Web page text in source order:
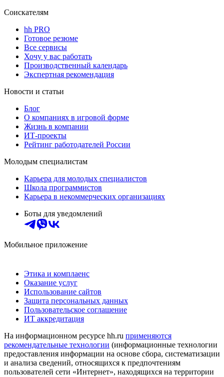
Соискателям
hh PRO
Готовое резюме
Все сервисы
Хочу у вас работать
Производственный календарь
Экспертная рекомендация
Новости и статьи
Блог
О компаниях в игровой форме
Жизнь в компании
ИТ-проекты
Рейтинг работодателей России
Молодым специалистам
Карьера для молодых специалистов
Школа программистов
Карьера в некоммерческих организациях
Боты для уведомлений
Мобильное приложение
Этика и комплаенс
Оказание услуг
Использование сайтов
Защита персональных данных
Пользовательское соглашение
ИТ аккредитация
На информационном ресурсе hh.ru применяются
рекомендательные технологии (информационные технологии
предоставления информации на основе сбора, систематизации
и анализа сведений, относящихся к предпочтениям
пользователей сети «Интернет», находящихся на территории